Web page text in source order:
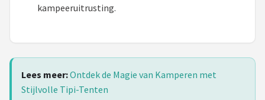
kampeeruitrusting.
Lees meer:Ontdek de Magie van Kamperen met
Stijlvolle Tipi-Tenten